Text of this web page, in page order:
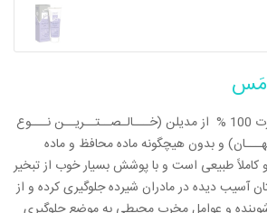
مَس
کرم ترک سینه مَس، بصورت 100 % از مدیلن (خـــالـصــتــریــن نـــوع
و بدون هیچگونه ماده محافظ و ماده
کاملاً طبیعی است و با پوشش بسیار خوب از تبخیر
دیده در مادران شیرده جلوگیری کرده و از